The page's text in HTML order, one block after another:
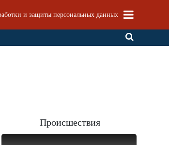
и защиты персональных данных
Происшествия